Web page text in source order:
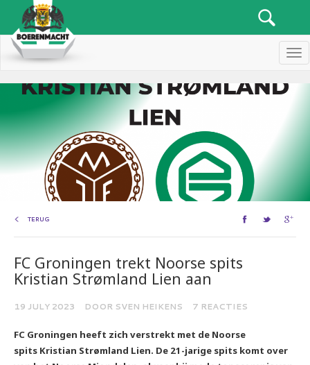
TERUG
FC Groningen trekt Noorse spits
Kristian Strømland Lien aan
19 JULY 2023 DOOR SVEN HEIKENS 7 REACTIES
FC Groningen heeft zich verstrekt met de Noorse
spits Kristian Strømland Lien. De 21-jarige spits komt over